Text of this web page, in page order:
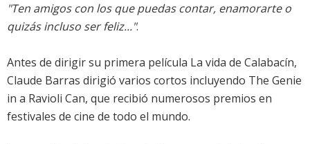
"Ten amigos con los que puedas contar, enamorarte o
quizás incluso ser feliz...".
Antes de dirigir su primera película La vida de Calabacín,
Claude Barras dirigió varios cortos incluyendo The Genie
in a Ravioli Can, que recibió numerosos premios en
festivales de cine de todo el mundo.